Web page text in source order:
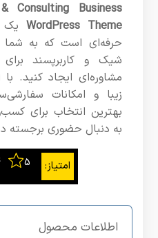
Consulting Business
WordPress Theme یک
حرفه‌ای است که به
شیک و کاربرپسند
مشاوره‌ای ایجاد کنید. با
زیبا و امکانات
بهترین انتخاب برای
به دنبال حضوری برجسته
اطلاعات محصول